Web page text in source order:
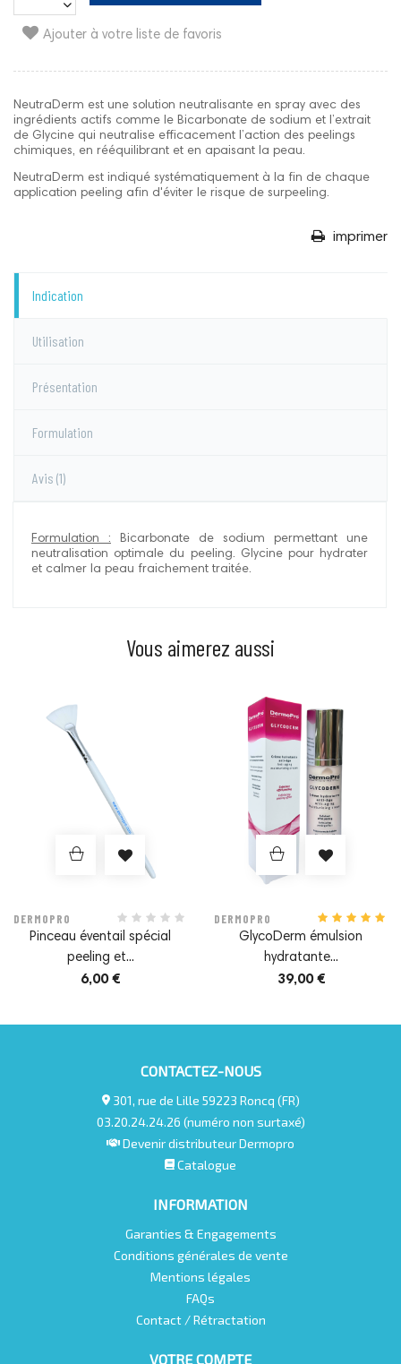
Ajouter à votre liste de favoris
NeutraDerm est une solution neutralisante en spray avec des
ingrédients actifs comme le Bicarbonate de sodium et l’extrait
de Glycine qui neutralise efficacement l’action des peelings
chimiques, en rééquilibrant et en apaisant la peau.
NeutraDerm est indiqué systématiquement à la fin de chaque
application peeling afin d'éviter le risque de surpeeling.
imprimer
Indication
Utilisation
Présentation
Formulation
Avis (1)
Formulation : Bicarbonate de sodium permettant une
neutralisation optimale du peeling. Glycine pour hydrater
et calmer la peau fraichement traitée.
Vous aimerez aussi
DERMOPRO
Pinceau éventail spécial
peeling et...
6,00 €
DERMOPRO
GlycoDerm émulsion
hydratante...
39,00 €
CONTACTEZ-NOUS
301, rue de Lille 59223 Roncq (FR)
03.20.24.24.26 (numéro non surtaxé)
Devenir distributeur Dermopro
Catalogue
INFORMATION
Garanties & Engagements
Conditions générales de vente
Mentions légales
FAQs
Contact / Rétractation
VOTRE COMPTE